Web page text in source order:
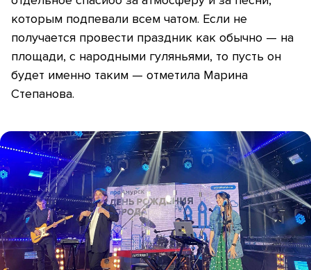
которым подпевали всем чатом. Если не
получается провести праздник как обычно — на
площади, с народными гуляньями, то пусть он
будет именно таким — отметила Марина
Степанова.